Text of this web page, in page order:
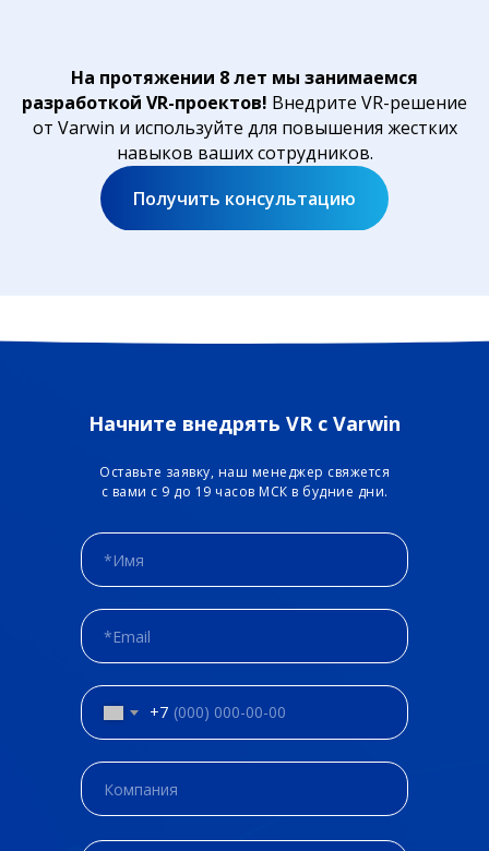
На протяжении 8 лет мы занимаемся
разработкой VR-проектов! Внедрите VR-решение
от Varwin и используйте для повышения жестких
навыков ваших сотрудников.
Получить консультацию
Начните внедрять VR с Varwin
Оставьте заявку, наш менеджер свяжется
с вами с 9 до 19 часов МСК в будние дни.
+7